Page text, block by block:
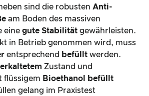
sind die robusten Anti-
am Boden des massiven
eine gute Stabilität gewährleisten.
in Betrieb genommen wird, muss
entsprechend befüllt werden.
erkaltetem Zustand und
flüssigem Bioethanol befüllt
gelang im Praxistest